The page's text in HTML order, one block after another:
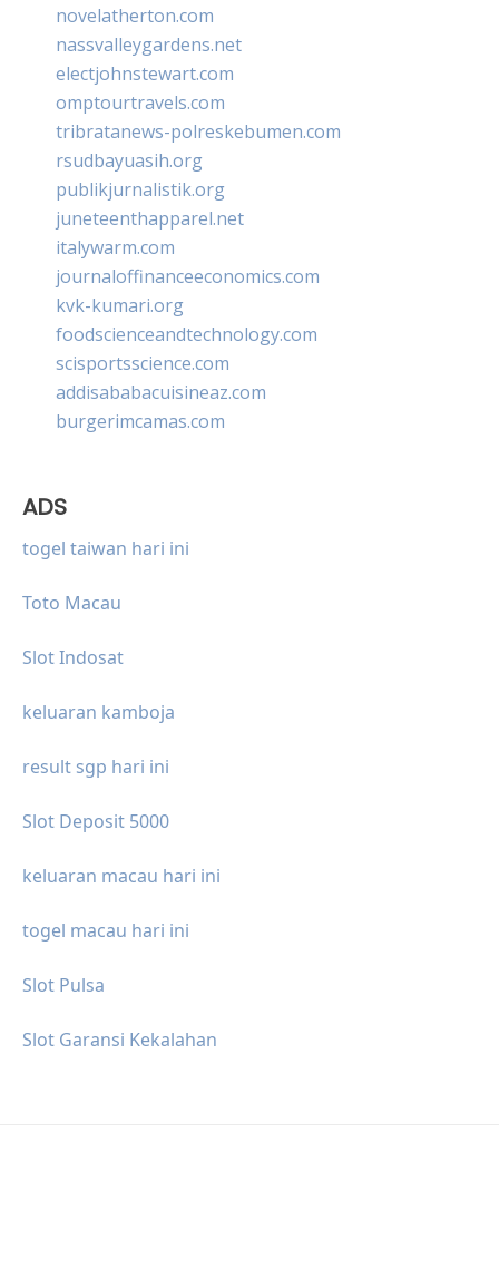
novelatherton.com
nassvalleygardens.net
electjohnstewart.com
omptourtravels.com
tribratanews-polreskebumen.com
rsudbayuasih.org
publikjurnalistik.org
juneteenthapparel.net
italywarm.com
journaloffinanceeconomics.com
kvk-kumari.org
foodscienceandtechnology.com
scisportsscience.com
addisababacuisineaz.com
burgerimcamas.com
ADS
togel taiwan hari ini
Toto Macau
Slot Indosat
keluaran kamboja
result sgp hari ini
Slot Deposit 5000
keluaran macau hari ini
togel macau hari ini
Slot Pulsa
Slot Garansi Kekalahan